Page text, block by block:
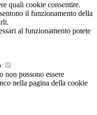
quali cookie consentire.
il funzionamento della
al funzionamento potete
non possono essere
nella pagina della cookie